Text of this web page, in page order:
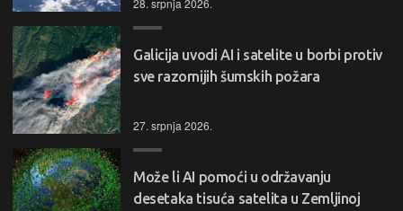
28. srpnja 2026.
Galicija uvodi AI i satelite u borbi protiv
sve razornijih šumskih požara
27. srpnja 2026.
Može li AI pomoći u održavanju
desetaka tisuća satelita u Zemljinoj